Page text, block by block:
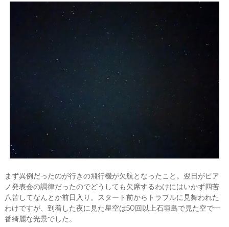
まず異例だったのが行きの飛行機が欠航となったこと。翌日がピア
ノ発表会の調律だったのでどうしても欠席するわけにはいかず四苦
八苦してなんとか前日入り。スタート前からトラブルに見舞われた
わけですが、到着した夜に見た星空は50回以上石垣島で見た空で一
番綺麗な光景でした。